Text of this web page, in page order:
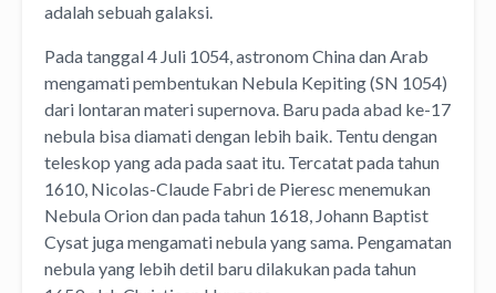
adalah sebuah galaksi.
Pada tanggal 4 Juli 1054, astronom China dan Arab
mengamati pembentukan Nebula Kepiting (SN 1054)
dari lontaran materi supernova. Baru pada abad ke-17
nebula bisa diamati dengan lebih baik. Tentu dengan
teleskop yang ada pada saat itu. Tercatat pada tahun
1610, Nicolas-Claude Fabri de Pieresc menemukan
Nebula Orion dan pada tahun 1618, Johann Baptist
Cysat juga mengamati nebula yang sama. Pengamatan
nebula yang lebih detil baru dilakukan pada tahun